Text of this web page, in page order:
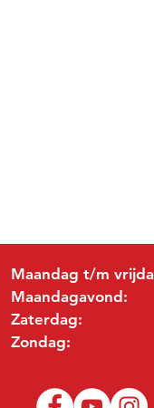
Maandag t/m
Maandagavond:
Zaterdag:
Zondag: